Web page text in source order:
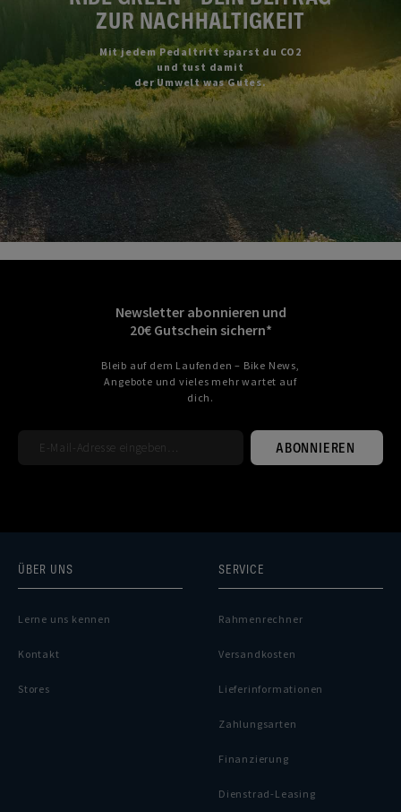
ZUR NACHHALTIGKEIT
Mit jedem Pedaltritt sparst du CO2
und tust damit
der Umwelt was Gutes.
Newsletter abonnieren und
20€ Gutschein sichern*
Bleib auf dem Laufenden – Bike News,
Angebote und vieles mehr wartet auf
dich.
ABONNIEREN
ÜBER UNS
Lerne uns kennen
Kontakt
Stores
SERVICE
Rahmenrechner
Versandkosten
Lieferinformationen
Zahlungsarten
Finanzierung
Dienstrad-Leasing